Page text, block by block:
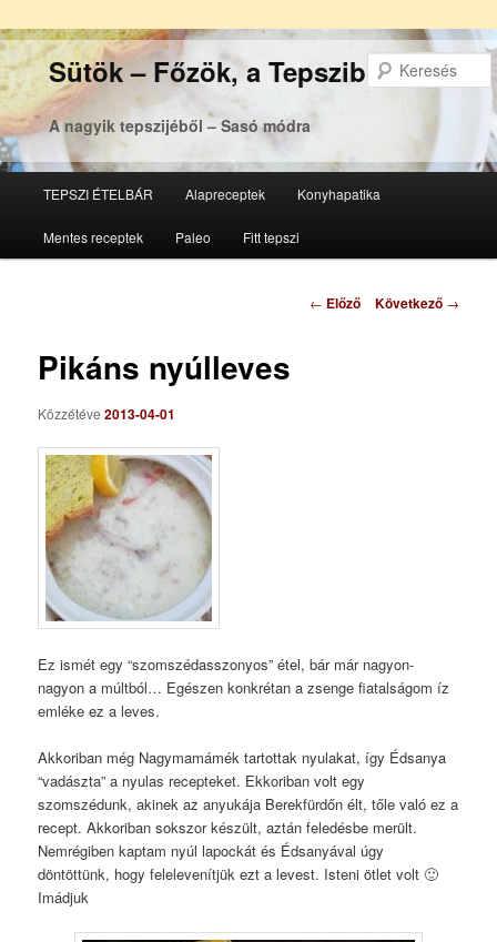
Sütök – Főzök, a Tepsziből
A nagyik tepszijéből – Sasó módra
Tovább
az
Tovább
a
TEPSZI ÉTELBÁR Alapreceptek Konyhapatika
Mentes receptek Paleo Fitt tepszi
Bejegyzés
← Előző Következő →
Pikáns nyúlleves
Közzétéve2013-04-01
Ez ismét egy “szomszédasszonyos” étel, bár már nagyon-
nagyon a múltból… Egészen konkrétan a zsenge fiatalságom íz
emléke ez a leves.
Akkoriban még Nagymamámék tartottak nyulakat, így Édsanya
“vadászta” a nyulas recepteket. Ekkoriban volt egy
szomszédunk, akinek az anyukája Berekfürdőn élt, tőle való ez a
recept. Akkoriban sokszor készült, aztán feledésbe merült.
Nemrégiben kaptam nyúl lapockát és Édsanyával úgy
döntöttünk, hogy felelevenítjük ezt a levest. Isteni ötlet volt 🙂
Imádjuk